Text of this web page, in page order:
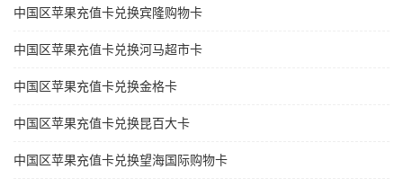
中国区苹果充值卡兑换宾隆购物卡
中国区苹果充值卡兑换河马超市卡
中国区苹果充值卡兑换金格卡
中国区苹果充值卡兑换昆百大卡
中国区苹果充值卡兑换望海国际购物卡